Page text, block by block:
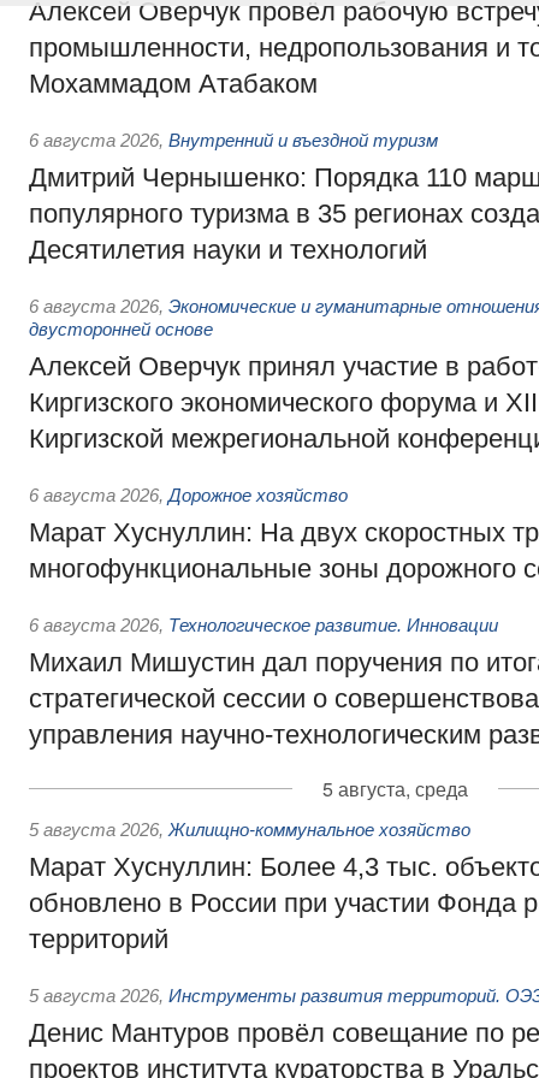
Алексей Оверчук провёл рабочую
промышленности, недропользования и
Мохаммадом Атабаком
6 августа 2026, Внутренний и въездной туризм
Дмитрий Чернышенко: Порядка 110
популярного туризма в 35 регионах
Десятилетия науки и технологий
6 августа 2026, Экономические и гуманитарные
двусторонней основе
Алексей Оверчук принял участие в
Киргизского экономического форума и
Киргизской межрегиональной
6 августа 2026, Дорожное хозяйство
Марат Хуснуллин: На двух скоростных
многофункциональные зоны дорожного
6 августа 2026, Технологическое развитие. Инновации
Михаил Мишустин дал поручения по
стратегической сессии о
управления научно-технологическим
5 августа, среда
5 августа 2026, Жилищно-коммунальное хозяйство
Марат Хуснуллин: Более 4,3 тыс.
обновлено в России при участии Фонда
территорий
5 августа 2026, Инструменты развития территорий.
Денис Мантуров провёл совещание по
проектов института кураторства в